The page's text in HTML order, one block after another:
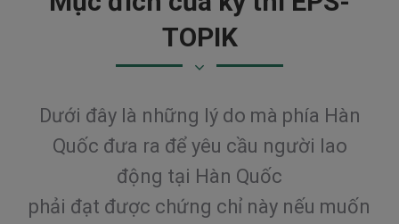
TOPIK
Dưới đây là những lý do mà phía Hàn
Quốc đưa ra để yêu cầu người lao
động tại Hàn Quốc
phải đạt được chứng chỉ này nếu muốn